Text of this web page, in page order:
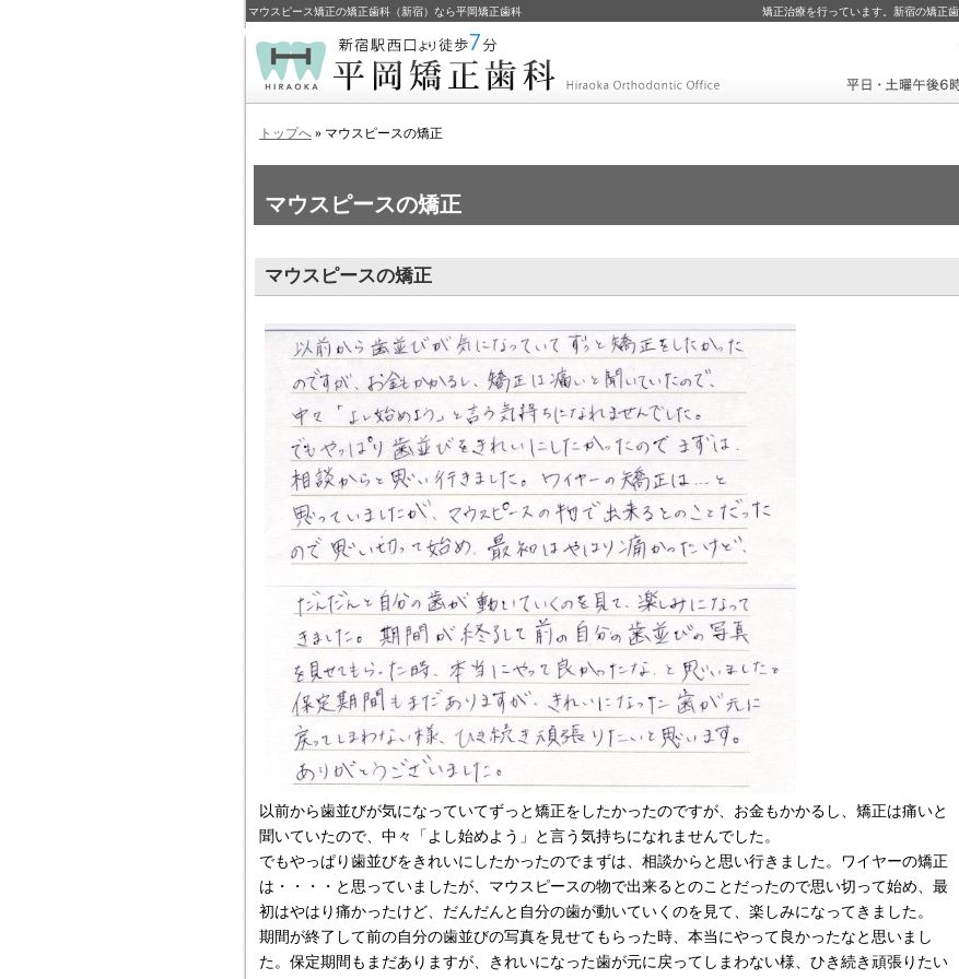
マウスピースの矯正
矯正治療を行っています。新宿の矯正
マウスピース矯正の矯正歯科（新宿）なら平岡矯正歯科
トップへ » マウスピースの矯正
マウスピースの矯正
以前から歯並びが気になっていてずっと矯正をしたかったのですが、お金もかかるし、矯正は痛いと
聞いていたので、中々「よし始めよう」と言う気持ちになれませんでした。
でもやっぱり歯並びをきれいにしたかったのでまずは、相談からと思い行きました。ワイヤーの矯正
は・・・・と思っていましたが、マウスピースの物で出来るとのことだったので思い切って始め、最
初はやはり痛かったけど、だんだんと自分の歯が動いていくのを見て、楽しみになってきました。
期間が終了して前の自分の歯並びの写真を見せてもらった時、本当にやって良かったなと思いまし
た。保定期間もまだありますが、きれいになった歯が元に戻ってしまわない様、ひき続き頑張りたい